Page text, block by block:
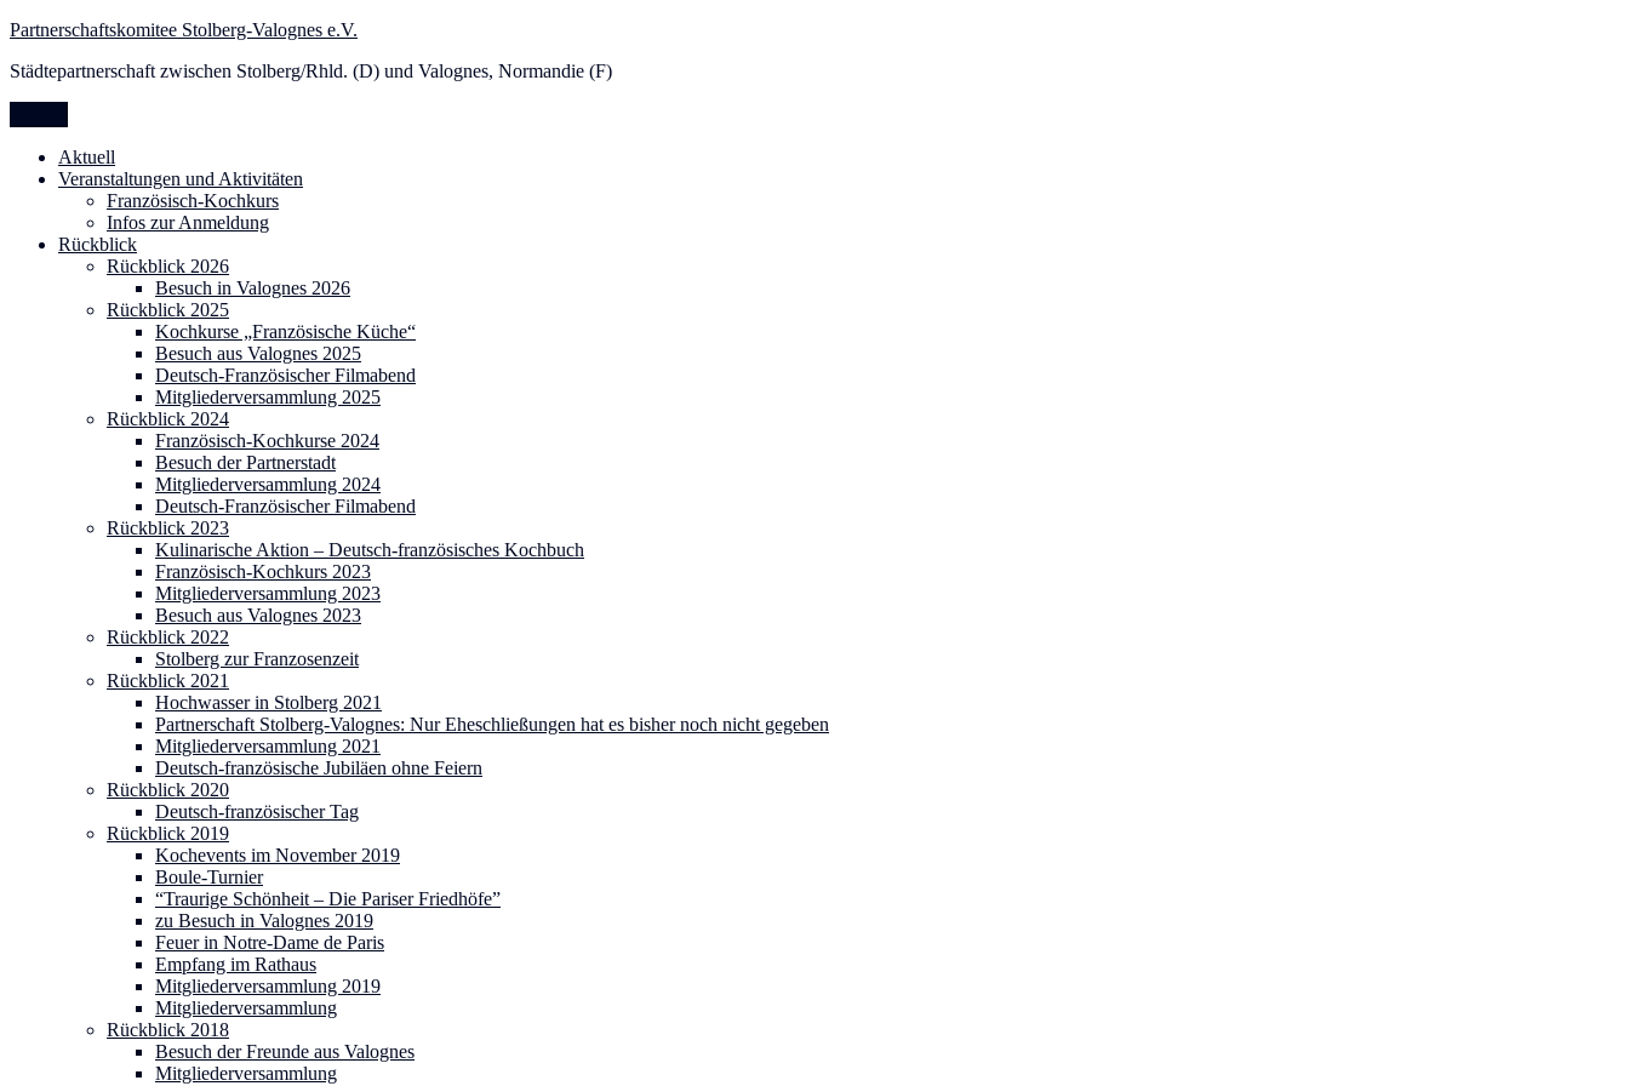
Zum
springen
Partnerschaftskomitee Stolberg-Valognes e.V.
Städtepartnerschaft zwischen Stolberg/Rhld. (D) und Valognes, Normandie (F)
Aktuell
Veranstaltungen und Aktivitäten
Französisch-Kochkurs
Infos zur Anmeldung
Rückblick
Rückblick 2026
Besuch in Valognes 2026
Rückblick 2025
Kochkurse „Französische Küche“
Besuch aus Valognes 2025
Deutsch-Französischer Filmabend
Mitgliederversammlung 2025
Rückblick 2024
Französisch-Kochkurse 2024
Besuch der Partnerstadt
Mitgliederversammlung 2024
Deutsch-Französischer Filmabend
Rückblick 2023
Kulinarische Aktion – Deutsch-französisches Kochbuch
Französisch-Kochkurs 2023
Mitgliederversammlung 2023
Besuch aus Valognes 2023
Rückblick 2022
Stolberg zur Franzosenzeit
Rückblick 2021
Hochwasser in Stolberg 2021
Partnerschaft Stolberg-Valognes: Nur Eheschließungen hat es bisher noch nicht gegeben
Mitgliederversammlung 2021
Deutsch-französische Jubiläen ohne Feiern
Rückblick 2020
Deutsch-französischer Tag
Rückblick 2019
Kochevents im November 2019
Boule-Turnier
“Traurige Schönheit – Die Pariser Friedhöfe”
zu Besuch in Valognes 2019
Feuer in Notre-Dame de Paris
Empfang im Rathaus
Mitgliederversammlung 2019
Mitgliederversammlung
Rückblick 2018
Besuch der Freunde aus Valognes
Mitgliederversammlung